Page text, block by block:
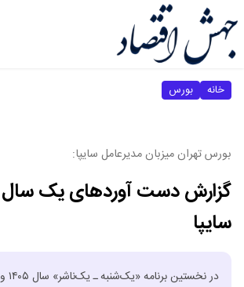
خانه بورس
بورس تهران میزبان مدیرعامل سایپا:
گزارش دست آوردهای یک
سایپا